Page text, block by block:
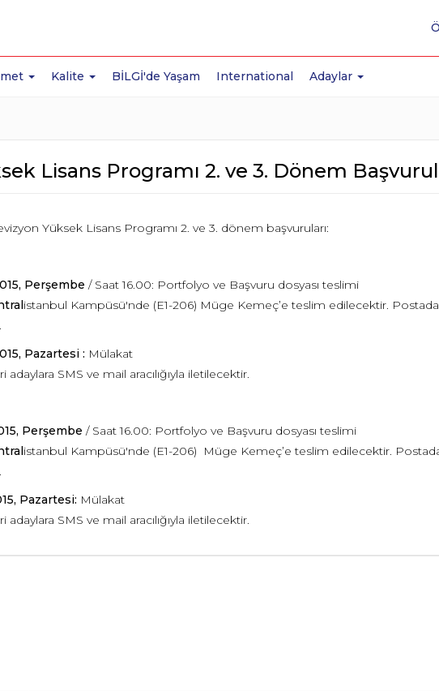
Kalite BİLGİ'de Yaşam International Adaylar
Lisans Programı 2. ve 3. Dönem
Yüksek Lisans Programı 2. ve 3. dönem başvuruları:
Perşembe / Saat 16.00: Portfolyo ve Başvuru dosyası teslimi
istanbul Kampüsü'nde (E1-206) Müge Kemeç’e teslim edilecektir.
Pazartesi : Mülakat
adaylara SMS ve mail aracılığıyla iletilecektir.
Perşembe / Saat 16.00: Portfolyo ve Başvuru dosyası teslimi
istanbul Kampüsü'nde (E1-206) Müge Kemeç’e teslim edilecektir.
Pazartesi: Mülakat
adaylara SMS ve mail aracılığıyla iletilecektir.